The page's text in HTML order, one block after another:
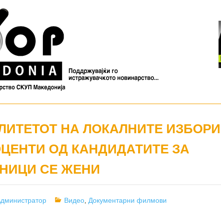
НА ЛОКАЛНИТЕ
ОД КАНДИДАТИТЕ ЗА
СЕ ЖЕНИ
Categories
Видео Документарни филмови